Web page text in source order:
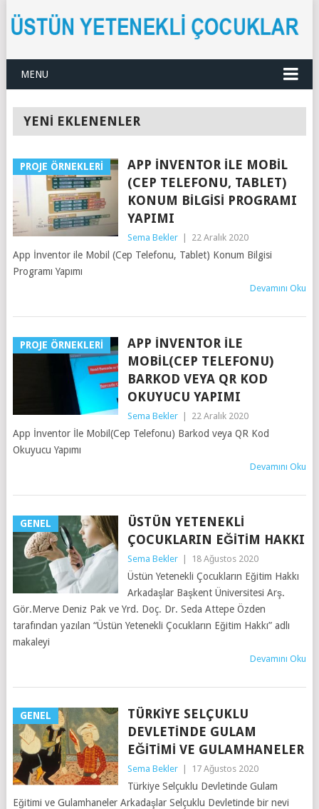
MENU
YENİ EKLENENLER
PROJE ÖRNEKLERI
APP İNVENTOR ILE MOBIL
(CEP TELEFONU, TABLET)
KONUM BILGISI PROGRAMI
YAPIMI
Sema Bekler 22 Aralık 2020
App İnventor ile Mobil (Cep Telefonu, Tablet) Konum Bilgisi
Programı Yapımı
Devamını Oku
PROJE ÖRNEKLERI
APP İNVENTOR İLE
MOBIL(CEP TELEFONU)
BARKOD VEYA QR KOD
OKUYUCU YAPIMI
Sema Bekler 22 Aralık 2020
App İnventor İle Mobil(Cep Telefonu) Barkod veya QR Kod
Okuyucu Yapımı
Devamını Oku
GENEL
ÜSTÜN YETENEKLI
ÇOCUKLARIN EĞITIM HAKKI
Sema Bekler 18 Ağustos 2020
Üstün Yetenekli Çocukların Eğitim Hakkı
Arkadaşlar Başkent Üniversitesi Arş.
Gör.Merve Deniz Pak ve Yrd. Doç. Dr. Seda Attepe Özden
tarafından yazılan “Üstün Yetenekli Çocukların Eğitim Hakkı” adlı
makaleyi
Devamını Oku
GENEL
TÜRKIYE SELÇUKLU
DEVLETINDE GULAM
EĞITIMI VE GULAMHANELER
Sema Bekler 17 Ağustos 2020
Türkiye Selçuklu Devletinde Gulam
Eğitimi ve Gulamhaneler Arkadaşlar Selçuklu Devletinde bir nevi